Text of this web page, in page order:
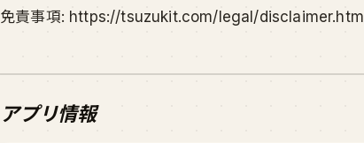
免責事項: https://tsuzukit.com/legal/disclaimer.html
アプリ情報